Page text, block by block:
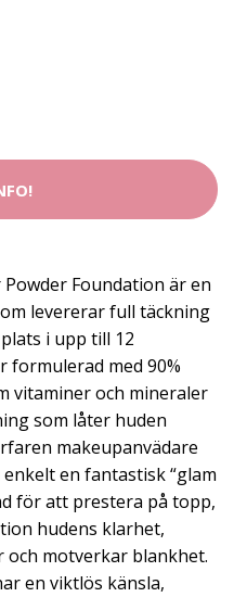
Powder Foundation är en
levererar full täckning
i upp till 12
med 90%
vitaminer och mineraler
som låter huden
makeupanvädare
en fantastisk “glam
för att prestera på topp,
hudens klarhet,
och motverkar blankhet.
en viktlös känsla,